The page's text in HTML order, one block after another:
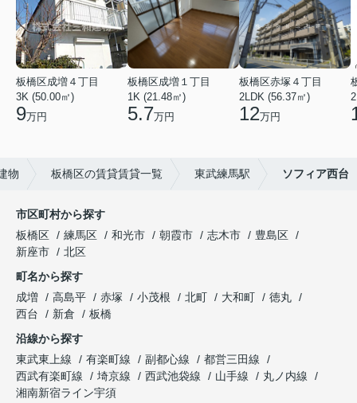
板橋区成増４丁目
3K (50.00㎡)
9万円
板橋区成増１丁目
1K (21.48㎡)
5.7万円
板橋区赤塚４丁目
2LDK (56.37㎡)
12万円
物 板橋区の賃貸賃貸一覧 東武練馬駅 ソフィア西台
市区町村から探す
板橋区
練馬区 和光市 朝霞市 志木市
豊島区
新座市
北区
町名から探す
成増
高島平 赤塚 小茂根 北町 大和町
徳丸
西台
新倉
板橋
沿線から探す
東武東上線
有楽町線 副都心線
都営三田線
西武有楽町線
埼京線 西武池袋線 山手線
丸ノ内線
湘南新宿ライン宇須